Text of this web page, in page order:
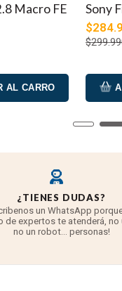
Macro FE
AL CARRO
Sony
¿TIENES DUDAS?
un WhatsApp
de expertos te atenderá, no
no un robot... personas!